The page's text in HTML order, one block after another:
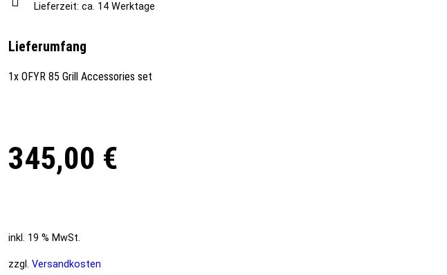
Lieferzeit:ca. 14 Werktage
Lieferumfang
1x OFYR 85 Grill Accessories set
345,00 €
inkl. 19 % MwSt.
zzgl. Versandkosten